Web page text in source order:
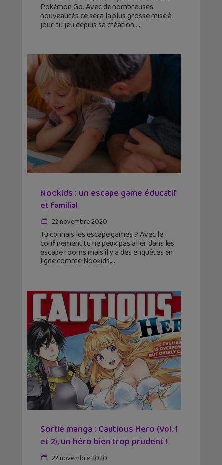
Pokémon Go. Avec de nombreuses
nouveautés ce sera la plus grosse mise à
jour du jeu depuis sa création.
Nookids : un escape game éducatif
et familial
22 novembre 2020
Tu connais les escape games ? Avec le
confinement tu ne peux pas aller dans les
escape rooms mais il y a des enquêtes en
ligne comme Nookids.
Sortie manga : Cautious Hero (Vol. 1
et 2), un héro bien trop prudent !
22 novembre 2020